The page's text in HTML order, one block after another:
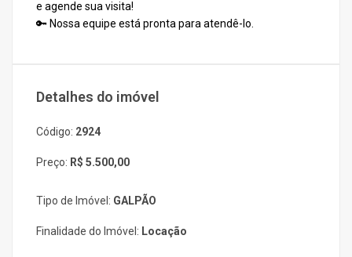
e agende sua visita!
🔑 Nossa equipe está pronta para atendê-lo.
Detalhes do imóvel
Código: 2924
Preço: R$ 5.500,00
Tipo de Imóvel: GALPÃO
Finalidade do Imóvel: Locação